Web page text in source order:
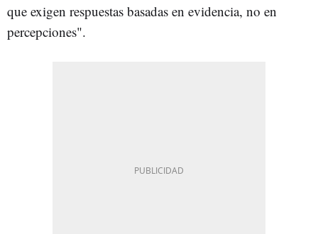
que exigen respuestas basadas en evidencia, no en
percepciones".